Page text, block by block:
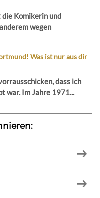
die Komikerin und
wegen
Was ist nur aus dir
dass ich
war. Im Jahre 1971...